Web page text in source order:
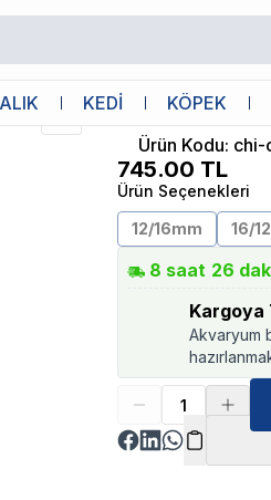
KEDİ KÖPEK
Chihiros
Chihiros
Ürün Kodu: chi-
745.00 TL
Ürün Seçenekleri
12/16mm
16/
8 saat 26
Kargoya
Akvaryum